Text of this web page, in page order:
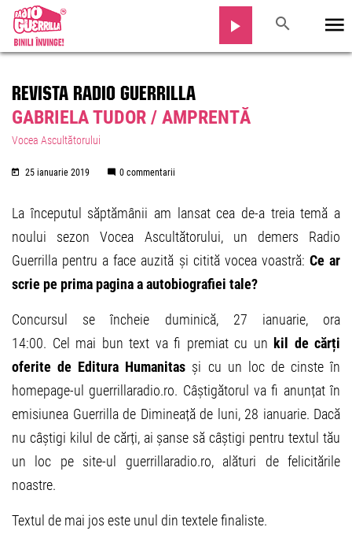
REVISTA RADIO GUERRILLA
GABRIELA TUDOR / AMPRENTĂ
Vocea Ascultătorului
25 ianuarie 2019 0 commentarii
La începutul săptămânii am lansat cea de-a treia temă a
noului sezon Vocea Ascultătorului, un demers Radio
Guerrilla pentru a face auzită și citită vocea voastră: Ce ar
scrie pe prima pagina a autobiografiei tale?
Concursul se încheie duminică, 27 ianuarie, ora
14:00. Cel mai bun text va fi premiat cu un kil de cărți
oferite de Editura Humanitas și cu un loc de cinste în
homepage-ul guerrillaradio.ro. Câștigătorul va fi anunțat în
emisiunea Guerrilla de Dimineață de luni, 28 ianuarie. Dacă
nu câștigi kilul de cărți, ai șanse să câștigi pentru textul tău
un loc pe site-ul guerrillaradio.ro, alături de felicitările
noastre.
Textul de mai jos este unul din textele finaliste.